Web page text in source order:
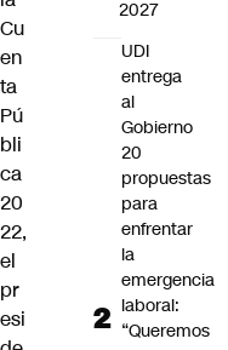
Cu
en
ta
Pú
bli
ca
20
22,
el
pr
esi
2027
UDI
entrega
al
Gobierno
20
propuestas
para
enfrentar
la
emergencia
laboral:
“Queremos